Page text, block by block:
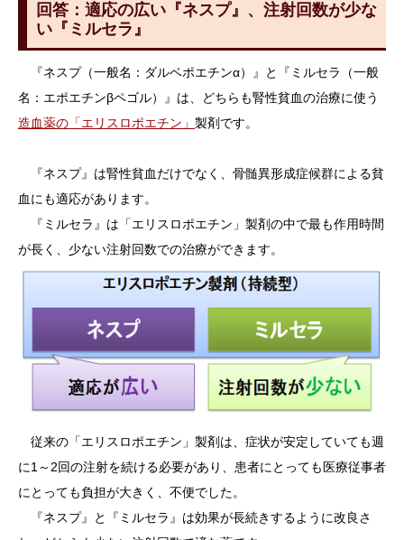
回答：適応の広い『ネスプ』、注射回数が少な
い『ミルセラ』
『ネスプ（一般名：ダルベポエチンα）』と『ミルセラ（一般
名：エポエチンβペゴル）』は、どちらも腎性貧血の治療に使う
造血薬の「エリスロポエチン」 製剤です。
『ネスプ』は腎性貧血だけでなく、骨髄異形成症候群による貧
血にも適応があります。
『ミルセラ』は「エリスロポエチン」製剤の中で最も作用時間
が長く、少ない注射回数での治療ができます。
従来の「エリスロポエチン」製剤は、症状が安定していても週
に1～2回の注射を続ける必要があり、患者にとっても医療従事者
にとっても負担が大きく、不便でした。
『ネスプ』と『ミルセラ』は効果が長続きするように改良さ